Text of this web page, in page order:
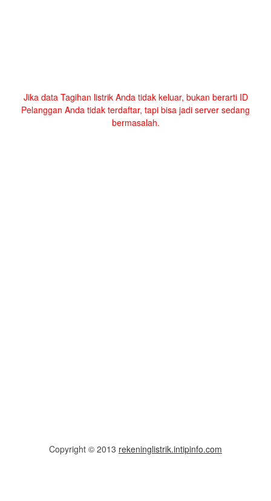
Jika data Tagihan listrik Anda tidak keluar, bukan berarti ID
Pelanggan Anda tidak terdaftar, tapi bisa jadi server sedang
bermasalah.
Copyright © 2013 rekeninglistrik.intipinfo.com